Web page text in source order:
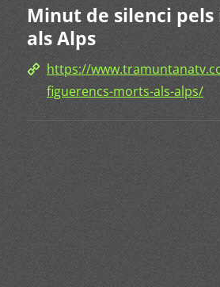
Minut de silenci
als Alps
https://
figuerencs-morts-als-alps/